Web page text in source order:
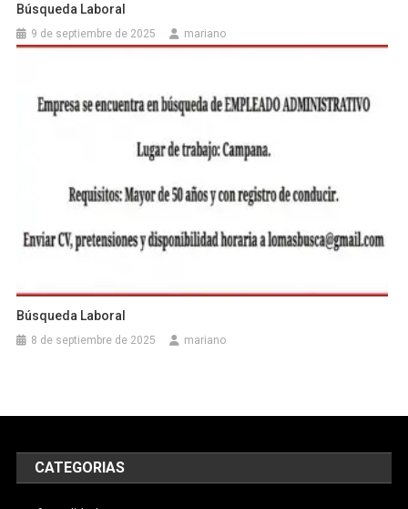
Búsqueda Laboral
9 de septiembre de 2025 mariano
Búsqueda Laboral
8 de septiembre de 2025 mariano
CATEGORIAS